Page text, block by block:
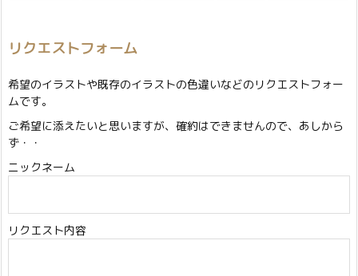
リクエストフォーム
希望のイラストや既存のイラストの色違いなどのリクエストフォー
ムです。
ご希望に添えたいと思いますが、確約はできませんので、あしから
ず・・
ニックネーム
リクエスト内容